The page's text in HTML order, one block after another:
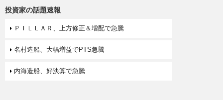
投資家の話題速報
ＰＩＬＬＡＲ、上方修正＆増配で急騰
名村造船、大幅増益でPTS急騰
内海造船、好決算で急騰